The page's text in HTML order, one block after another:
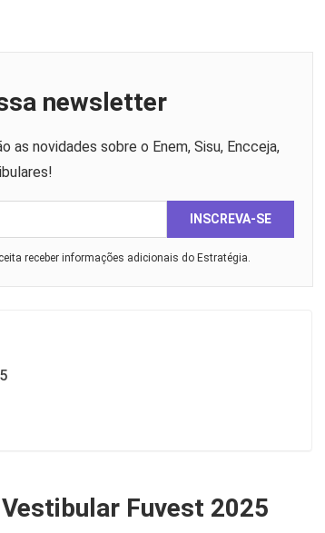
newsletter
as novidades sobre o Enem, Sisu, Encceja,
INSCREVA-SE
receber informações adicionais do Estratégia.
Fuvest 2025